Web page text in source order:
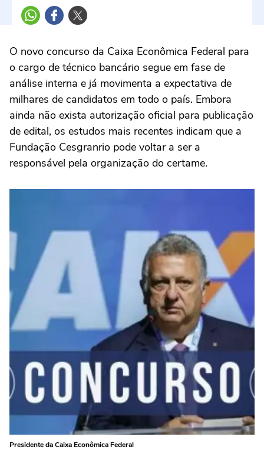
O novo concurso da Caixa Econômica Federal para
o cargo de técnico bancário segue em fase de
análise interna e já movimenta a expectativa de
milhares de candidatos em todo o país. Embora
ainda não exista autorização oficial para publicação
de edital, os estudos mais recentes indicam que a
Fundação Cesgranrio pode voltar a ser a
responsável pela organização do certame.
Presidente da Caixa Econômica Federal